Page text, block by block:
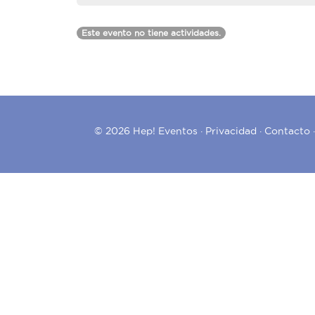
Este evento no tiene actividades.
© 2026 Hep! Eventos · Privacidad · Contacto ·